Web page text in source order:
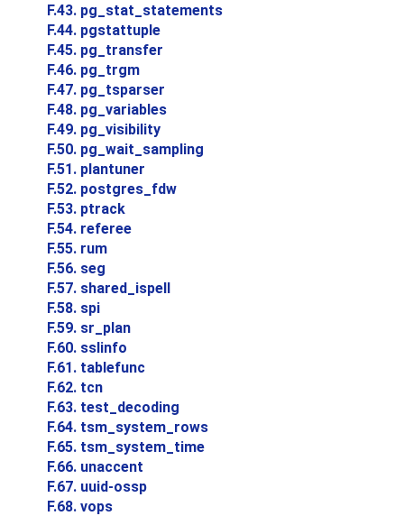
F.43. pg_stat_statements
F.44. pgstattuple
F.45. pg_transfer
F.46. pg_trgm
F.47. pg_tsparser
F.48. pg_variables
F.49. pg_visibility
F.50. pg_wait_sampling
F.51. plantuner
F.52. postgres_fdw
F.53. ptrack
F.54. referee
F.55. rum
F.56. seg
F.57. shared_ispell
F.58. spi
F.59. sr_plan
F.60. sslinfo
F.61. tablefunc
F.62. tcn
F.63. test_decoding
F.64. tsm_system_rows
F.65. tsm_system_time
F.66. unaccent
F.67. uuid-ossp
F.68. vops